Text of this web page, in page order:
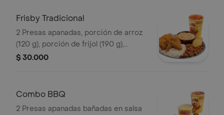
Frisby Tradicional
2 Presas apanadas, porción de arroz
(120 g), porción de frijol (190 g),
ensalada de repollo personal (145 g), 2
$ 30.000
Combo BBQ
2 Presas apanadas bañadas en salsa